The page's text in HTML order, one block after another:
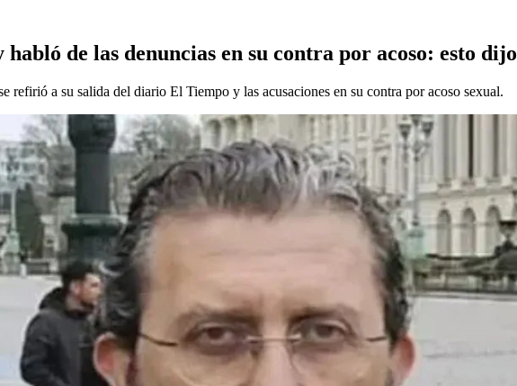
de las denuncias en su contra por acoso: esto dijo
refirió a su salida del diario El Tiempo y las acusaciones en su contra por acoso sexual.